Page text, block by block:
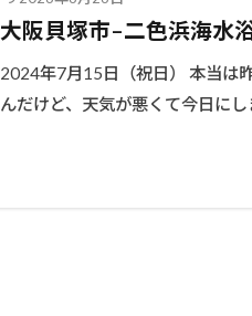
大阪貝塚市–二色浜海水
2024年7月15日（祝日） 本当は
んだけど、天気が悪くて今日に